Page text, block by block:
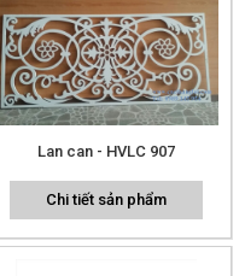
Lan can - HVLC 907
Chi tiết sản phẩm